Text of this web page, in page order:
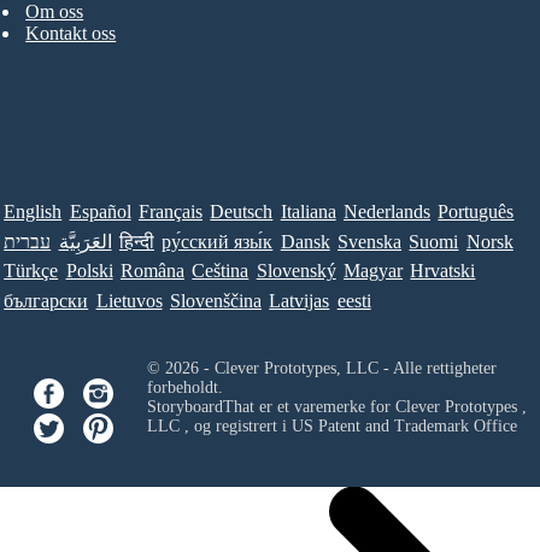
Om oss
Kontakt oss
English Español Français Deutsch Italiana Nederlands Português
עברית العَرَبِيَّة हिन्दी ру́сский язы́к Dansk Svenska Suomi Norsk
Türkçe Polski Româna Ceština Slovenský Magyar Hrvatski
български Lietuvos Slovenščina Latvijas eesti
© 2026 - Clever Prototypes, LLC - Alle rettigheter
forbeholdt.
StoryboardThat er et varemerke for Clever Prototypes ,
LLC, og registrert i US Patent and Trademark Office